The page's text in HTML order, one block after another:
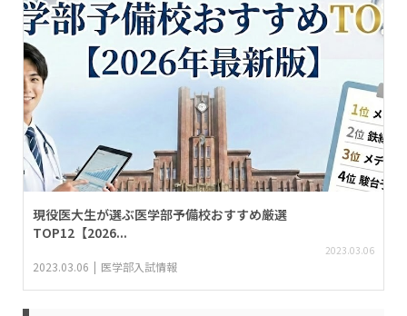
現役医大生が選ぶ医学部予備校おすすめ厳選
TOP12【2026...
2023.03.06
2023.03.06 医学部入試情報